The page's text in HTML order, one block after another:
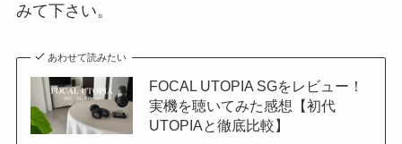
みて下さい。
あわせて読みたい
FOCAL UTOPIA SGをレビュー！
実機を聴いてみた感想【初代
UTOPIAと徹底比較】